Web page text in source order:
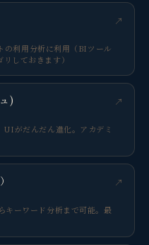
利用分析に利用（BIツール
しておきます）
↗
)
UIがだんだん進化。アカデミ
↗
キーワード分析まで可能。最
↗